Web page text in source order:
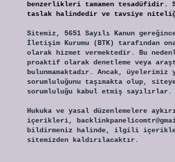
benzerlikleri tamamen tesadüfidir.
taslak halindedir ve tavsiye
Sitemiz, 5651 Sayılı Kanun
İletişim Kurumu (BTK) tarafından
olarak hizmet vermektedir. Bu
proaktif olarak denetleme veya
bulunmamaktadır. Ancak,
sorumluluğunu taşımakta olup,
sorumluluğu kabul etmiş sayılırlar.
Hukuka ve yasal düzenlemelere
içerikleri,
bildirmeniz halinde, ilgili
sitemizden kaldırılacaktır.